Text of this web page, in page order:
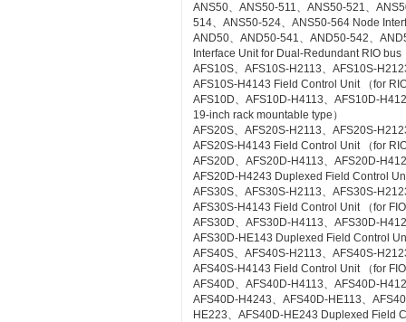
ANS50、ANS50-511、ANS50-521、
514、ANS50-524、ANS50-564 Node
AND50、AND50-541、AND50-542、
Interface Unit for Dual-Redundant RIO
AFS10S、AFS10S-H2113、AFS10S-
AFS10S-H4143 Field Control Unit （for
AFS10D、AFS10D-H4113、AFS10D-
19-inch rack mountable type）
AFS20S、AFS20S-H2113、AFS20S-
AFS20S-H4143 Field Control Unit （for
AFS20D、AFS20D-H4113、AFS20D-
AFS20D-H4243 Duplexed Field Control
AFS30S、AFS30S-H2113、AFS30S-
AFS30S-H4143 Field Control Unit （for
AFS30D、AFS30D-H4113、AFS30D-
AFS30D-HE143 Duplexed Field Control
AFS40S、AFS40S-H2113、AFS40S-
AFS40S-H4143 Field Control Unit （for
AFS40D、AFS40D-H4113、AFS40D-
AFS40D-H4243、AFS40D-HE113、
HE223、AFS40D-HE243 Duplexed Field